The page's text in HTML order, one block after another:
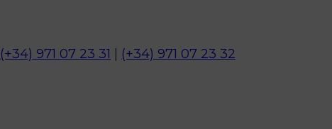
(+34) 971 07 23 31 (+34) 971 07 23 32